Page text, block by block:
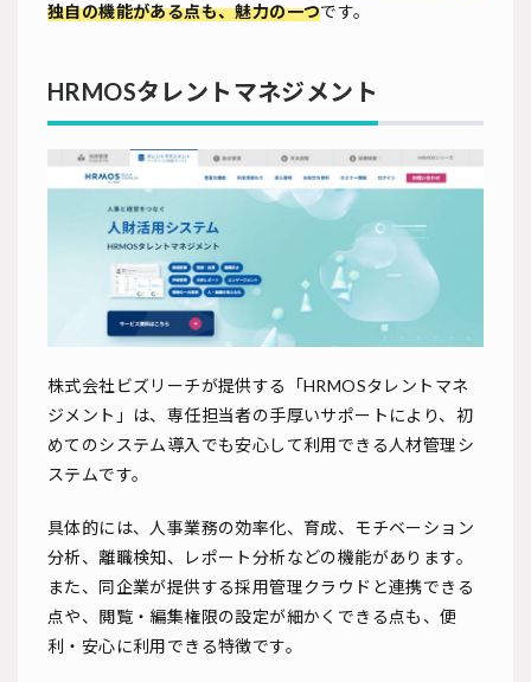
独自の機能がある点も、魅力の一つです。
HRMOSタレントマネジメント
株式会社ビズリーチが提供する「HRMOSタレントマネ
ジメント」は、専任担当者の手厚いサポートにより、初
めてのシステム導入でも安心して利用できる人材管理シ
ステムです。
具体的には、人事業務の効率化、育成、モチベーション
分析、離職検知、レポート分析などの機能があります。
また、同企業が提供する採用管理クラウドと連携できる
点や、閲覧・編集権限の設定が細かくできる点も、便
利・安心に利用できる特徴です。